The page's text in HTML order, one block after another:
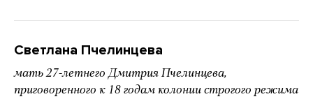
Светлана Пчелинцева
мать 27-летнего Дмитрия Пчелинцева,
приговоренного к 18 годам колонии строгого режима